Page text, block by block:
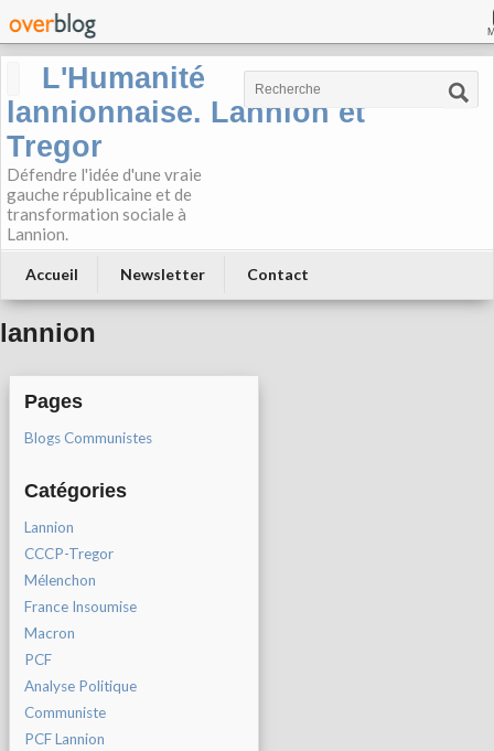
L'Humanité
lannionnaise. Lannion et
Tregor
Défendre l'idée d'une vraie
gauche républicaine et de
transformation sociale à
Lannion.
Accueil Newsletter Contact
lannion
Pages
Blogs Communistes
Catégories
Lannion
CCCP-Tregor
Mélenchon
France Insoumise
Macron
PCF
Analyse Politique
Communiste
PCF Lannion